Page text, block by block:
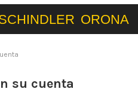
ORONA
su cuenta